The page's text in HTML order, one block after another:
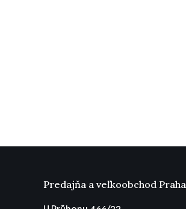
Predajňa a veľkoobchod Praha